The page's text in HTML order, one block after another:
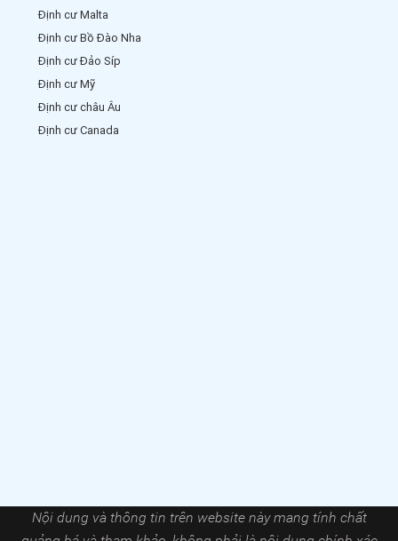
Định cư Malta
Định cư Bồ Đào Nha
Định cư Đảo Síp
Định cư Mỹ
Định cư châu Âu
Định cư Canada
Nội dung và thông tin trên website này mang tính chất